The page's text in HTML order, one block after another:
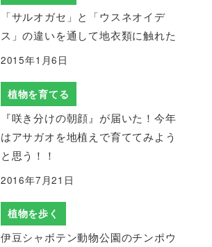
「サルオガセ」と「ウスネオイデ
ス」の違いを通して地衣類に触れた
2015年1月6日
植物を育てる
『咲き分けの朝顔』が届いた！今年
はアサガオを地植えで育ててみよう
と思う！！
2016年7月21日
植物を歩く
伊豆シャボテン動物公園のチンポウ